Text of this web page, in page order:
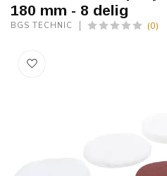
180 mm - 8 delig
BGS TECHNIC (0)